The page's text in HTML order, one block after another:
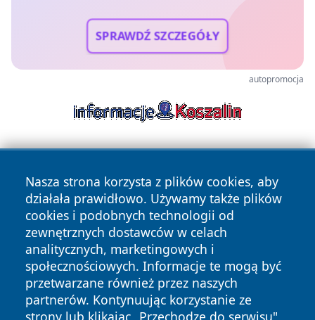
SPRAWDŹ SZCZEGÓŁY
autopromocja
Nasza strona korzysta z plików cookies, aby
działała prawidłowo. Używamy także plików
cookies i podobnych technologii od
zewnętrznych dostawców w celach
analitycznych, marketingowych i
społecznościowych. Informacje te mogą być
przetwarzane również przez naszych
partnerów. Kontynuując korzystanie ze
strony lub klikając „Przechodzę do serwisu",
Copyright © 2026 bielskonews.pl Wszystkie prawa
zastrzeżone.
News Autorzy
Polityka
Polityka